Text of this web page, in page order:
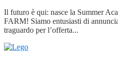
Il futuro è qui: nasce la Summer
FARM! Siamo entusiasti di
traguardo per l’offerta...